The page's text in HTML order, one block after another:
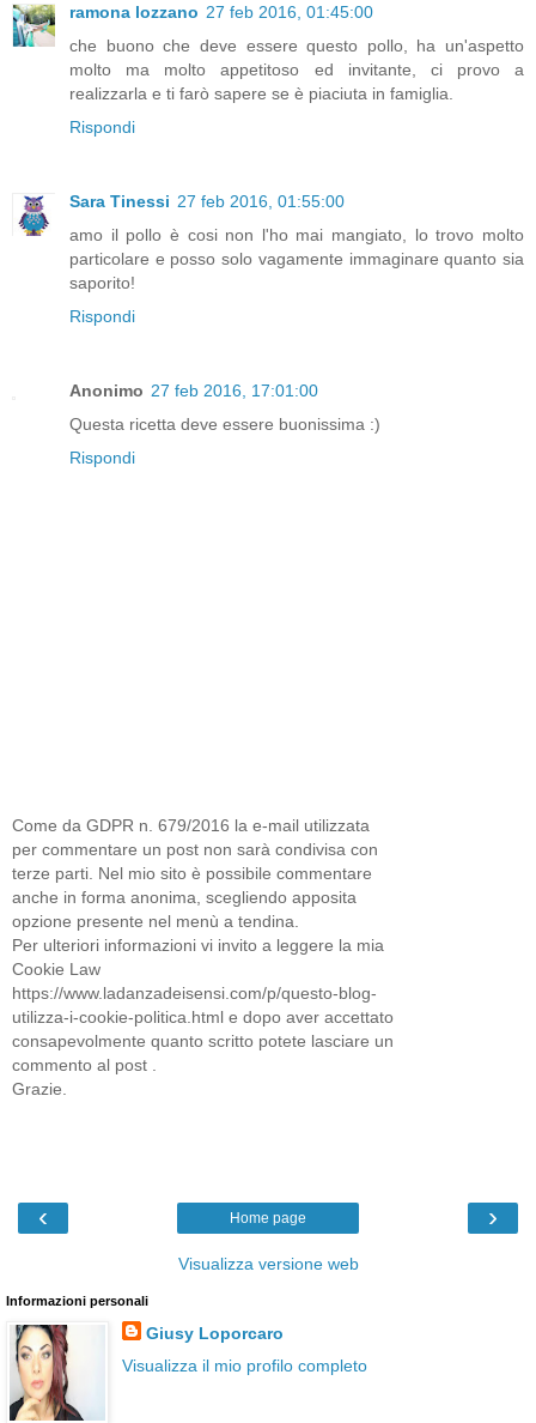
ramona lozzano 27 feb 2016, 01:45:00
che buono che deve essere questo pollo, ha un'aspetto
molto ma molto appetitoso ed invitante, ci provo a
realizzarla e ti farò sapere se è piaciuta in famiglia.
Rispondi
Sara Tinessi 27 feb 2016, 01:55:00
amo il pollo è cosi non l'ho mai mangiato, lo trovo molto
particolare e posso solo vagamente immaginare quanto sia
saporito!
Rispondi
Anonimo 27 feb 2016, 17:01:00
Questa ricetta deve essere buonissima :)
Rispondi
Come da GDPR n. 679/2016 la e-mail utilizzata
per commentare un post non sarà condivisa con
terze parti. Nel mio sito è possibile commentare
anche in forma anonima, scegliendo apposita
opzione presente nel menù a tendina.
Per ulteriori informazioni vi invito a leggere la mia
Cookie Law
https://www.ladanzadeisensi.com/p/questo-blog-
utilizza-i-cookie-politica.html e dopo aver accettato
consapevolmente quanto scritto potete lasciare un
commento al post .
Grazie.
‹ ›
Home page
Visualizza versione web
Informazioni personali
Giusy Loporcaro
Visualizza il mio profilo completo